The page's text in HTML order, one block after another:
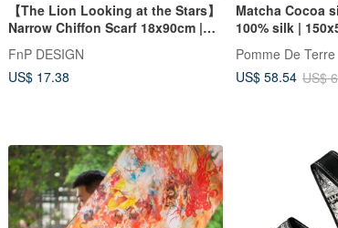
【The Lion Looking at the Stars】
Narrow Chiffon Scarf 18x90cm |
Neck Scarf, Hair Accessory, Gift
FnP DESIGN
US$ 17.38
Matcha Cocoa
100% silk |
Pomme De Terre
US$ 58.54 US$